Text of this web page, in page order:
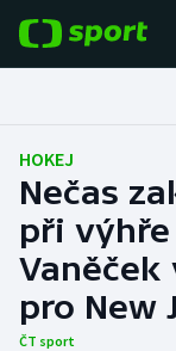
Fotbal
Hokej
Tenis
Atletika
HOKEJ
Nečas
při
pro New
ČT sport